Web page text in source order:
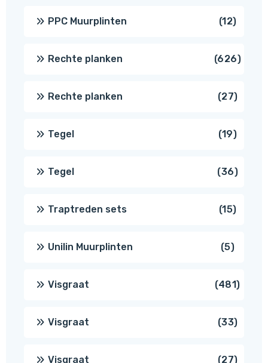
PPC Muurplinten 1212
Rechte planken 626626
Rechte planken 2727
Tegel 1919
Tegel 3636
Traptreden sets 1515
Unilin Muurplinten 55
Visgraat 481481
Visgraat 3333
Visgraat 2727